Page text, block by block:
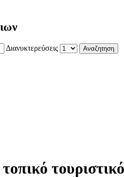
Διανυκτερεύσεις